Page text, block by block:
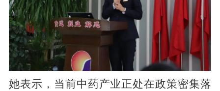
她表示，当前中药产业正处在政策密集落